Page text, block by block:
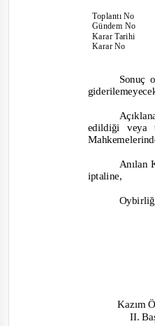
ToplantıNo
Gündem No
Karar Tarihi
Karar No
Sonuç
edildiği veya
Anılan
iptaline,
Kazım
II.